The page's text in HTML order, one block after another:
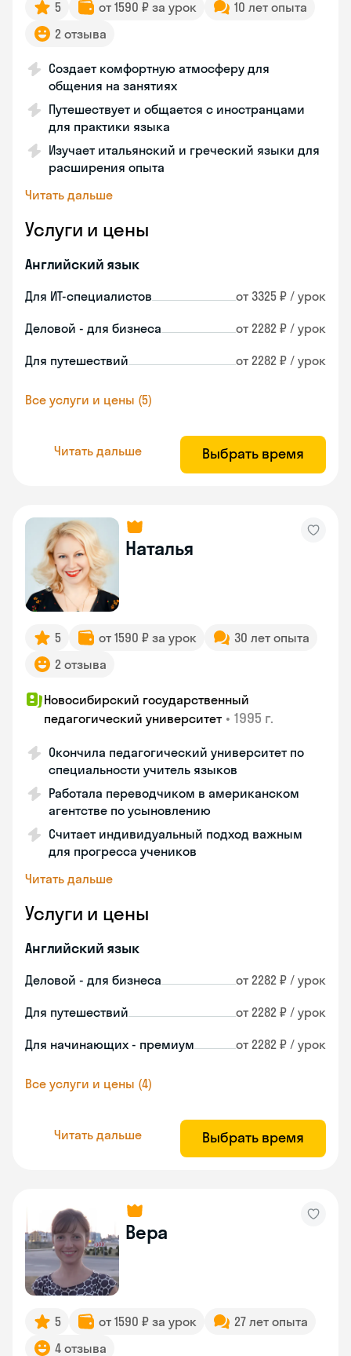
5 от 1590 ₽ за урок
10 лет опыта
2 отзыва
Создает комфортную атмосферу для
общения на занятиях
Путешествует и общается с иностранцами
для практики языка
Изучает итальянский и греческий языки для
расширения опыта
Читать дальше
Услуги и цены
Английский язык
Для ИТ-специалистов от 3325 ₽ / урок
Деловой - для бизнеса от 2282 ₽ / урок
Для путешествий от 2282 ₽ / урок
Все услуги и цены (5)
Читать дальше Выбрать время
Наталья
5 от 1590 ₽ за урок
30 лет опыта
2 отзыва
Новосибирский государственный
педагогический университет • 1995 г.
Окончила педагогический университет по
специальности учитель языков
Работала переводчиком в американском
агентстве по усыновлению
Считает индивидуальный подход важным
для прогресса учеников
Читать дальше
Услуги и цены
Английский язык
Деловой - для бизнеса от 2282 ₽ / урок
Для путешествий от 2282 ₽ / урок
Для начинающих - премиум от 2282 ₽ / урок
Все услуги и цены (4)
Читать дальше Выбрать время
Вера
5 от 1590 ₽ за урок
27 лет опыта
4 отзыва